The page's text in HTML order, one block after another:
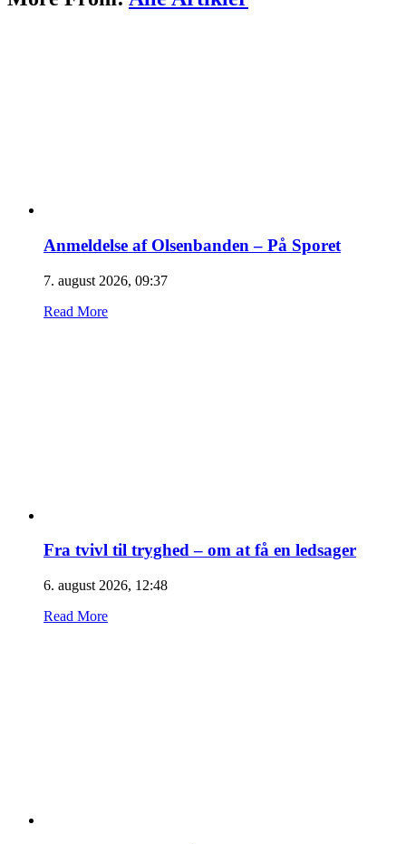
Anmeldelse af Olsenbanden – På Sporet
7. august 2026, 09:37
Read More
Fra tvivl til tryghed – om at få en ledsager
6. august 2026, 12:48
Read More